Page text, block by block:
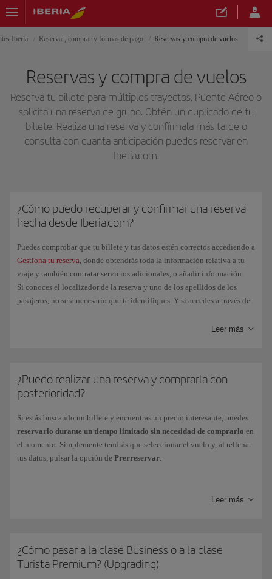
Iberia Reservar, comprar y formas de pago Reservas y compra de vuelos
Reservas y compra de vuelos
Reserva tu billete para múltiples trayectos, Puente Aéreo o
solicita una reserva de grupo. Obtén un duplicado de tu
billete. Realiza una reserva y confírmala más tarde o
consulta con cuanta anticipación puedes reservar en
Iberia.com.
¿Cómo puedo recuperar y confirmar una reserva
hecha desde Iberia.com?
Puedes comprobar que tu billete y tus datos estén correctos accediendo a
Gestiona tu reserva, donde obtendrás toda la información relativa a tu
viaje y también contratar servicios adicionales, o añadir información.
Si conoces el localizador de la reserva y uno de los apellidos de los
pasajeros, no será necesario que te identifiques. Y si accedes a través de
Leer más
¿Puedo realizar una reserva y comprarla con
posterioridad?
Si estás buscando un billete y encuentras un precio interesante, puedes
reservarlo durante un tiempo limitado sin necesidad de comprarlo en
el momento. Simplemente tendrás que seleccionar el vuelo y, al rellenar
tus datos, pulsar la opción de Prerreservar.
indicado y podrás finalizar tu compra dentro de ese periodo, entrando en
prerreserva se cancelará automáticamente al agotarse el tiempo límite.
Podrás utilizar este servicio en los países que dispongan de él, en los
Leer más
¿Cómo pasar a la clase Business o a la clase
Turista Premium? (Upgrading)